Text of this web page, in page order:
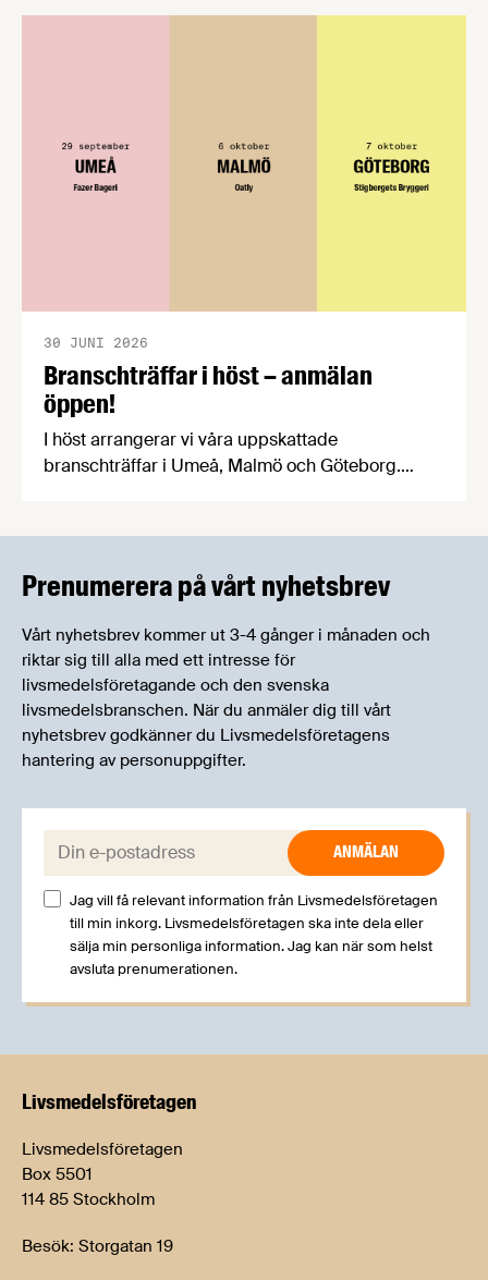
konsumentmaktsdirektivet. Livsmedelsföretagen
Branschträffar i höst – anmälan
öppen!
30 JUNI 2026
I höst arrangerar vi våra uppskattade
branschträffar i Umeå, Malmö och Göteborg.
kan träffa branschkollegor och utbyta
Prenumerera på vårt nyhetsbrev
Vårt nyhetsbrev kommer ut 3-4 gånger i månaden och
riktar sig till alla med ett intresse för
livsmedelsföretagande och den svenska
livsmedelsbranschen. När du anmäler dig till vårt
nyhetsbrev godkänner du Livsmedelsföretagens
hantering av personuppgifter.
E-post:
Jag vill få relevant information från Livsmedelsföretagen
till min inkorg. Livsmedelsföretagen ska inte dela eller
sälja min personliga information. Jag kan när som helst
avsluta prenumerationen.
Livsmedels­företagen
Livsmedelsföretagen
Box 5501
114 85 Stockholm
Besök: Storgatan 19